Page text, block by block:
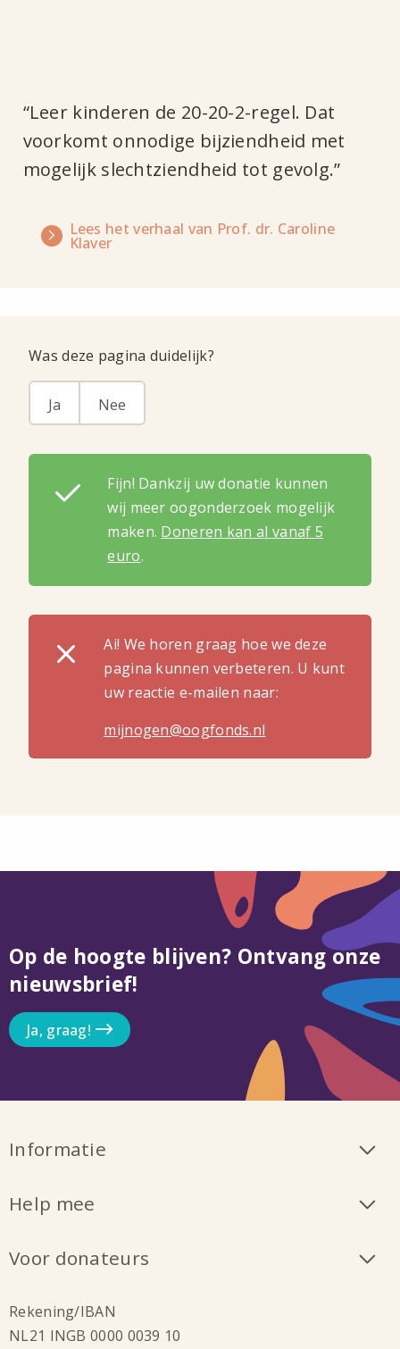
“Leer kinderen de 20-20-2-regel. Dat
voorkomt onnodige bijziendheid met
mogelijk slechtziendheid tot gevolg.”
Lees het verhaal van Prof. dr. Caroline
Klaver
Was deze pagina duidelijk?
Ja Nee
Fijn! Dankzij uw donatie kunnen
wij meer oogonderzoek mogelijk
maken. Doneren kan al vanaf 5
euro.
Ai! We horen graag hoe we deze
pagina kunnen verbeteren. U kunt
uw reactie e-mailen naar:
mijnogen@oogfonds.nl
Op de hoogte blijven? Ontvang onze
nieuwsbrief!
Ja, graag!
Informatie
Help mee
Voor donateurs
Rekening/IBAN
NL21 INGB 0000 0039 10